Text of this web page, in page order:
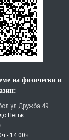
на физически и
ул.Дружба 49
Петък:
- 14:00ч.